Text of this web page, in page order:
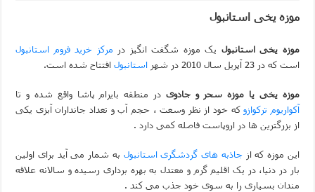
ویژگی‌های رفتاری و اجتماعی در زبان ترکی استانبولی
ویژگی‌های منفی شخصیت در زبان ترکی استانبولی
موزه افسانه‌های کارتال استانبول؛ سفری به دنیای قصه‌ها در
اجاره خانه در استانبول چگونه است؟ راهنمای کامل در سال 2026
موزه یخی استانبول
موزه یخی استانبول یک موزه شگفت انگیز در مرکز خرید فروم استانبول
است که در 23 آپریل سال 2010 در شهر
استانبول افتتاح شده است.
موزه یخی یا موزه سحر و جادوی در منطقه بایرام پاشا واقع شده و تا
آکواریوم ترکوازوکه خود از نظر وسعت ، حجم آب و تعداد جانداران آبزی یکی
از بزرگترین ها در اروپاست فاصله کمی دارد .
این موزه که ازجاذبه های گردشگریاستانبول به شمار می آید برای اولین
بار در دنیا، در یک اقلیم گرم و معتدل به بهره برداری رسیده و سالانه علاقه
مندان بسیاری را به سوی خود جذب می کند .